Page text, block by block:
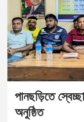
পানছড়িতে
অনুষ্ঠিত